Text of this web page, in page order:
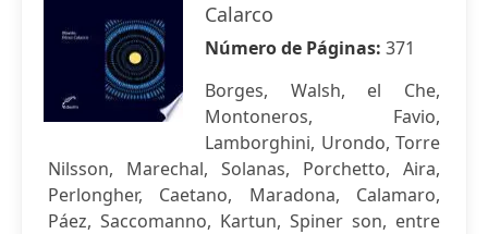
Calarco
Número de Páginas: 371
Borges, Walsh, el Che,
Montoneros, Favio,
Lamborghini, Urondo, Torre
Nilsson, Marechal, Solanas, Porchetto, Aira,
Perlongher, Caetano, Maradona, Calamaro,
Páez, Saccomanno, Kartun, Spiner son, entre